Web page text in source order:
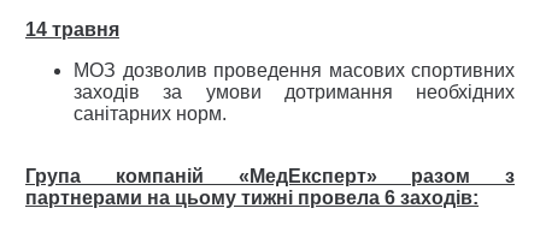
14 травня
МОЗ дозволив проведення масових спортивних
заходів за умови дотримання необхідних
санітарних норм.
Група компаній «МедЕксперт» разом з
партнерами на цьому тижні провела 6 заходів: